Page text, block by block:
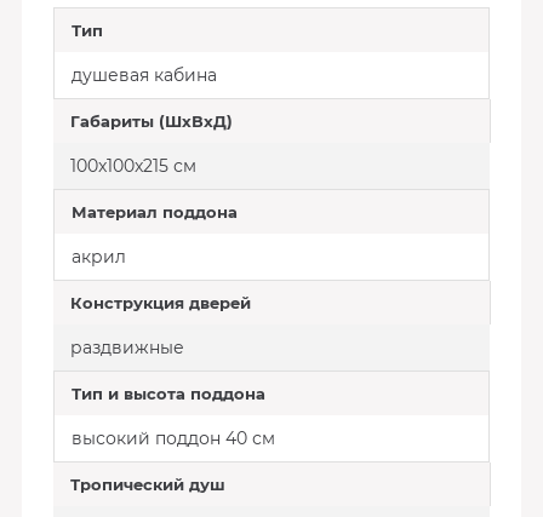
Тип
душевая кабина
Габариты (ШхВхД)
100x100x215 см
Материал поддона
акрил
Конструкция дверей
раздвижные
Тип и высота поддона
высокий поддон 40 см
Тропический душ